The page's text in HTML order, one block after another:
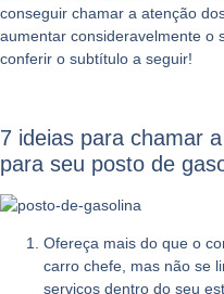
conseguir chamar a atenção
aumentar consideravelmente o
conferir o subtítulo a seguir!
7 ideias para chamar
para seu posto de
Ofereça mais do que o
carro chefe, mas não se
serviços dentro do seu